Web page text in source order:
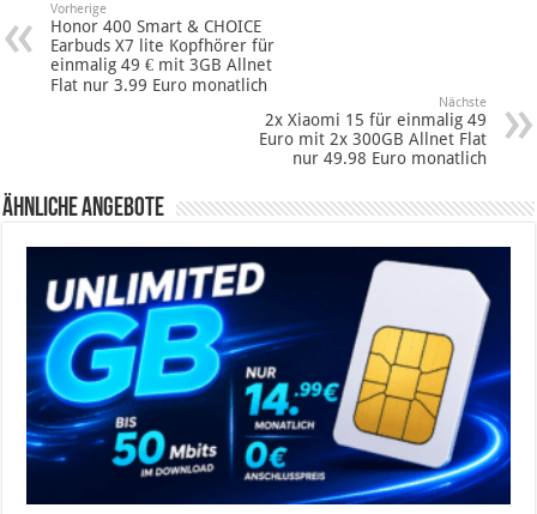
Vorherige
Honor 400 Smart & CHOICE
Earbuds X7 lite Kopfhörer für
einmalig 49 € mit 3GB Allnet
Flat nur 3.99 Euro monatlich
Nächste
2x Xiaomi 15 für einmalig 49
Euro mit 2x 300GB Allnet Flat
nur 49.98 Euro monatlich
Ähnliche Angebote